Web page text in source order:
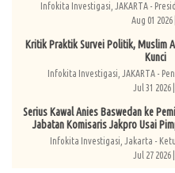
Infokita Investigasi, JAKARTA -
Aug 01 2026 |
Kritik Praktik Survei Politik, Muslim
Kunci
Infokita Investigasi, JAKARTA -
Jul 31 2026 |
Serius Kawal Anies Baswedan ke
Jabatan Komisaris Jakpro Usai
Infokita Investigasi, Jakarta -
Jul 27 2026 |